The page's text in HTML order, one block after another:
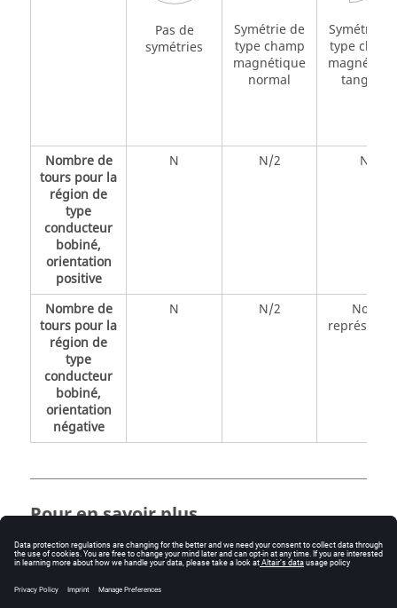
Pas de
symétries
Symétrie de
type champ
magnétique
normal
Symétrie
type
tangent
Nombre de
tours pour la
région de
type
conducteur
bobiné,
orientation
positive
N N/2 N
Nombre de
tours pour la
région de
type
conducteur
bobiné,
orientation
négative
N N/2
Non
Pour en savoir plus
Orientation du courant pour les régions de type
conducteur bobiné dans Flux 3D.
Orientation et affectation des bornes aux régions